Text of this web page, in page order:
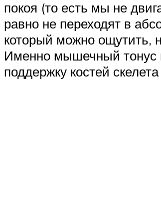
покоя (то есть мы не
равно не переходят в
который можно ощутить,
Именно мышечный тонус
поддержку костей